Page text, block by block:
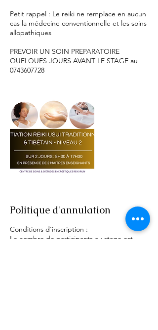
Petit rappel : Le reiki ne remplace en aucun
cas la médecine conventionnelle et les soins
allopathiques
PREVOIR UN SOIN PREPARATOIRE
QUELQUES JOURS AVANT LE STAGE au
0743607728
Politique d'annulation
Conditions d'inscription :
Le nombre de participants au stage est